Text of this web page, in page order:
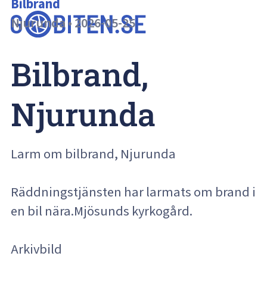
Bilbrand
Njurunda•2026-05-25
Bilbrand,
Njurunda
Larm om bilbrand, Njurunda
Räddningstjänsten har larmats om brand i
en bil nära.Mjösunds kyrkogård.
Arkivbild